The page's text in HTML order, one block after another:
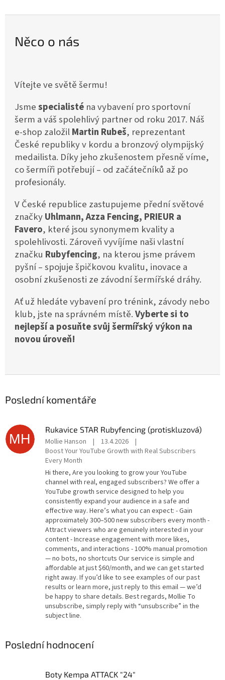
Něco o nás
Vítejte ve světě šermu!
Jsmespecialisté na vybavení pro sportovní
šerm a váš spolehlivý partner od roku 2017. Náš
e-shop založilMartin Rubeš, reprezentant
České republiky v kordu a bronzový olympijský
medailista. Díky jeho zkušenostem přesně víme,
co šermíři potřebují – od začátečníků až po
profesionály.
V České republice zastupujeme přední světové
značkyUhlmann, Azza Fencing, PRIEUR a
Favero, které jsou synonymem kvality a
spolehlivosti. Zároveň vyvíjíme naši vlastní
značku Rubyfencing, na kterou jsme právem
pyšní – spojuje špičkovou kvalitu, inovace a
osobní zkušenosti ze závodní šermířské dráhy.
Ať už hledáte vybavení pro trénink, závody nebo
klub, jste na správném místě.Vyberte si to
nejlepší a posuňte svůj šermířský výkon na
novou úroveň!
Poslední komentáře
MH
Rukavice STAR Rubyfencing (protiskluzová)
Mollie Hanson | 13.4.2026
|
Boost Your YouTube Growth with Real Subscribers
Every Month
Hi there, Are you looking to grow your YouTube
channel with real, engaged subscribers? We offer a
YouTube growth service designed to help you
consistently expand your audience in a safe and
effective way. Here’s what you can expect: - Gain
approximately 300–500 new subscribers every month -
Attract viewers who are genuinely interested in your
content - Increase engagement with more likes,
comments, and interactions - 100% manual promotion
— no bots, no shortcuts Our service is simple and
affordable at just $60/month, and we can get started
right away. If you’d like to see examples of our past
results or learn more, just reply to this email — we’d
be happy to share details. Best regards, Mollie To
unsubscribe, simply reply with “unsubscribe” in the
subject line.
Poslední hodnocení
Boty Kempa ATTACK "24"